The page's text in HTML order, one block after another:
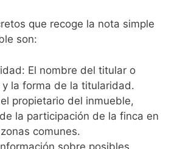
que recoge la nota simple
son:
El nombre del titular o
la forma de la titularidad.
propietario del inmueble,
la participación de la finca en
comunes.
sobre posibles